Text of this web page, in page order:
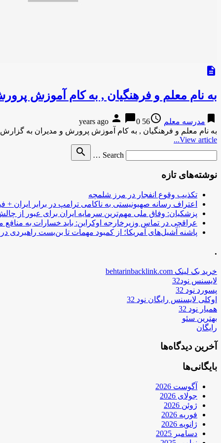
description
به نام معلم و فرهنگیان , به کام آموزش
bookmark مدرسه معلم access_time
56 years ago
person chat_bubble0
به نام معلم و فرهنگیان , به کام آموزش پرورش و مدیران به
View article...
Search …
search
نوشته‌های تازه
تکذیب وقوع انفجار در مرز شلمچه
اعتراف رسانه صهیونیستی به ناکامی ترامپ در برابر ایران +
پزشکیان: وفاق ملی مهم‌ترین سرمایه ایران برای عبور از
عراقچی در تماس وزیرخارجه اوکراین: باید خسارات به منافع
پاشنه آشیل‌های آمریکا؛ از کمبود مهمات تا بن‌بست راهبردی در
.
خرید بک لینک behtarinbacklink.com
لایسنس نود32
پسورد نود 32
اوکلی لایسنس رایگان نود 32
همیار نود 32
بهترین سئو
رایگان
آخرین دیدگاه‌ها
بایگانی‌ها
آگوست 2026
جولای 2026
ژوئن 2026
فوریه 2026
ژانویه 2026
دسامبر 2025